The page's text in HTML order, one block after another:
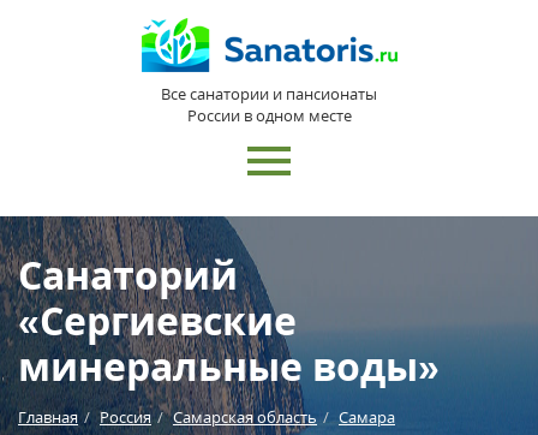
Все санатории и пансионаты
России в одном месте
Санаторий
«Сергиевские
минеральные воды»
Главная Россия Самарская область
Самара